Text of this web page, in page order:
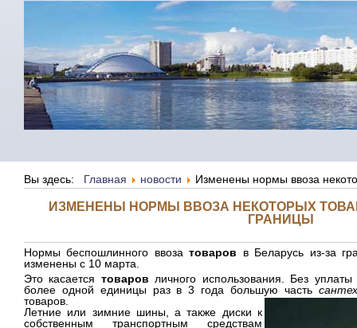
Вы здесь: Главная новости Изменены нормы ввоза
ИЗМЕНЕНЫ НОРМЫ ВВОЗА НЕКОТОРЫХ
ГРАНИЦЫ
Нормы беспошлинного ввозатоваров в Беларусь из-за
изменены с 10 марта.
Это касается товаров личного использования. Без
более одной единицы раз в 3 года большую часть
товаров.
Летние или зимние шины, а также диски к
собственным транспортным средствам